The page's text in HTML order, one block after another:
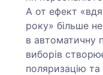
А от ефект
року» більше
в автоматичну
виборів
поляризацію та